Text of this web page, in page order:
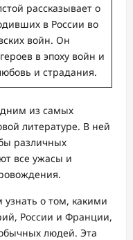
рассказывает о
в России во
войн. Он
в эпоху войн и
и страдания.
из самых
литературе. В ней
различных
все ужасы и
о том, какими
России и Франции,
людей. Эта